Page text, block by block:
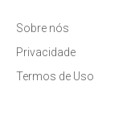
Sobre nós
Privacidade
Termos de Uso